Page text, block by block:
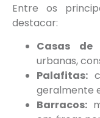
Entre os
destacar:
Casas de
urbanas,
Palafitas:
geralmente
Barracos: